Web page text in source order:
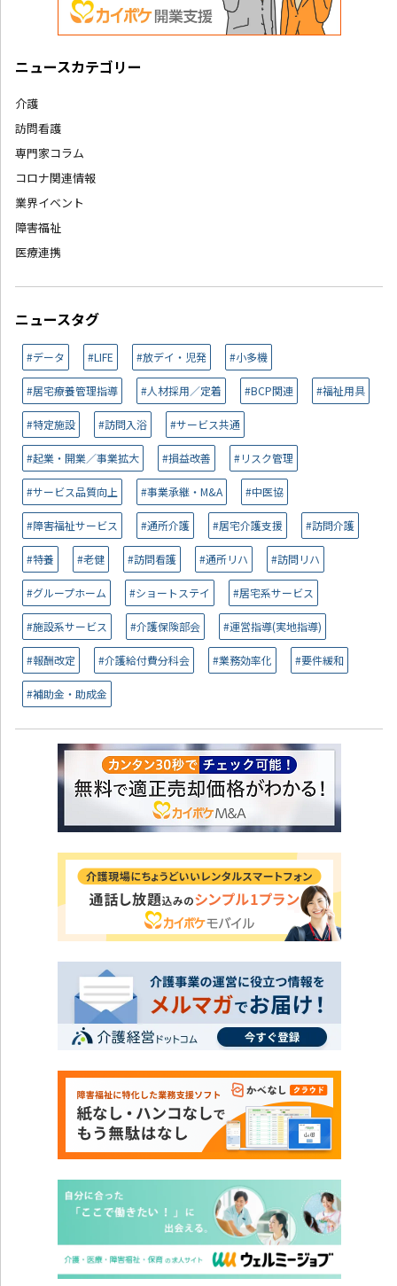
ニュースカテゴリー
介護
訪問看護
専門家コラム
コロナ関連情報
業界イベント
障害福祉
医療連携
ニュースタグ
#データ #LIFE #放デイ・児発 #小多機
#居宅療養管理指導 #人材採用／定着 #BCP関連 #福祉用具
#特定施設 #訪問入浴 #サービス共通
#起業・開業／事業拡大 #損益改善 #リスク管理
#サービス品質向上 #事業承継・M&A #中医協
#障害福祉サービス #通所介護 #居宅介護支援 #訪問介護
#特養 #老健 #訪問看護 #通所リハ #訪問リハ
#グループホーム #ショートステイ #居宅系サービス
#施設系サービス #介護保険部会 #運営指導(実地指導)
#報酬改定 #介護給付費分科会 #業務効率化 #要件緩和
#補助金・助成金